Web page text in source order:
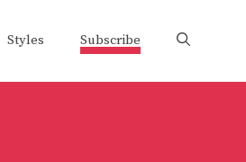
Styles Subscribe